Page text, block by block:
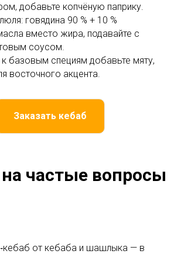
добавьте копчёную паприку.
говядина 90 % + 10 %
вместо жира, подавайте с
соусом.
базовым специям добавьте мяту,
восточного акцента.
Заказать кебаб
частые вопросы
от кебаба и шашлыка — в